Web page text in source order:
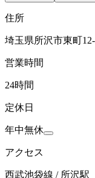
住所
埼玉県所沢市東町
営業時間
24時間
定休日
年中無休
アクセス
西武池袋線 / 所沢